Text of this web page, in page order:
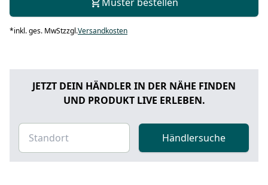
*inkl. ges. MwStzzgl.Versandkosten
JETZT DEIN HÄNDLER IN DER NÄHE FINDEN
UND PRODUKT LIVE ERLEBEN.
Händlersuche